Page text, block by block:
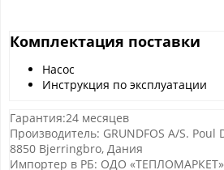
Комплектация поставки
Насос
Инструкция по эксплуатации
Гарантия:24 месяцев
Производитель: GRUNDFOS A/S. Poul
8850 Bjerringbro, Дания
Импортер в РБ: ОДО